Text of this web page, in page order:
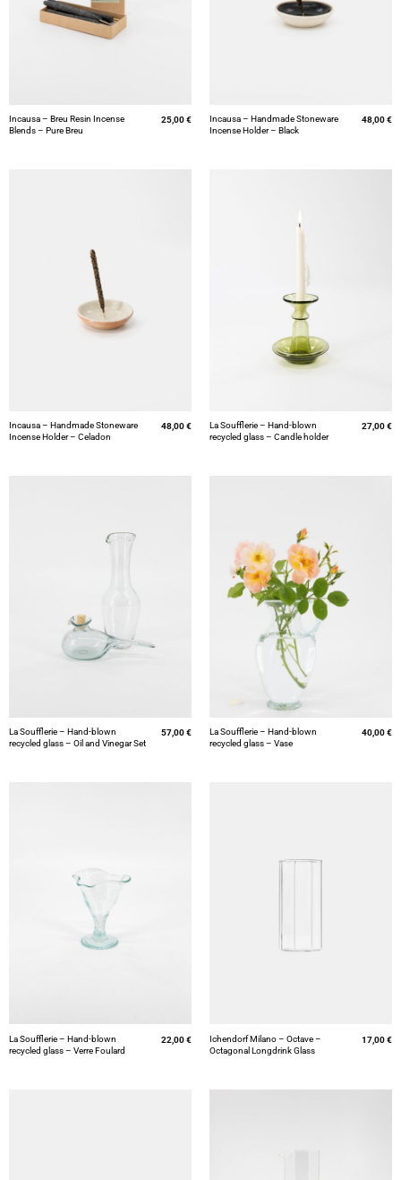
Incausa – Breu Resin Incense
Blends – Pure Breu
25,00€
Incausa – Handmade Stoneware
Incense Holder – Black
48,00€
Incausa – Handmade Stoneware
Incense Holder – Celadon
48,00€
La Soufflerie – Hand-blown
recycled glass – Candle holder
27,00€
La Soufflerie – Hand-blown
recycled glass – Oil and Vinegar Set
57,00€
La Soufflerie – Hand-blown
recycled glass – Vase
40,00€
La Soufflerie – Hand-blown
recycled glass – Verre Foulard
22,00€
Ichendorf Milano – Octave –
Octagonal Longdrink Glass
17,00€